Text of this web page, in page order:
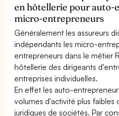
en hôtellerie pour auto-
micro-entrepreneurs
Généralement les assureurs
indépendants les micro-
entrepreneurs dans le métier
hôtellerie des dirigeants
entreprises individuelles.
En effet les auto-
volumes d'activité plus faibles
juridiques de sociétés. Par